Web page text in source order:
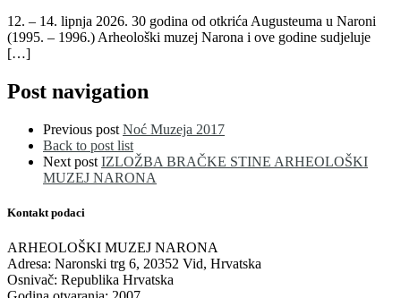
12. – 14. lipnja 2026. 30 godina od otkrića Augusteuma u Naroni
(1995. – 1996.) Arheološki muzej Narona i ove godine sudjeluje
[…]
Post navigation
Previous post Noć Muzeja 2017
Back to post list
Next post IZLOŽBA BRAČKE STINE ARHEOLOŠKI
MUZEJ NARONA
Kontakt podaci
ARHEOLOŠKI MUZEJ NARONA
Adresa: Naronski trg 6, 20352 Vid, Hrvatska
Osnivač: Republika Hrvatska